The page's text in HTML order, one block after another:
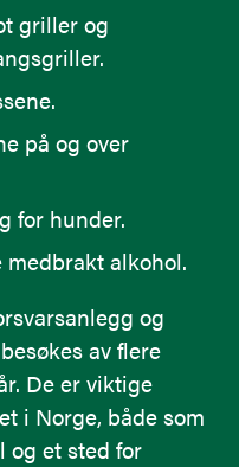
griller og
på og over
for hunder.
alkohol.
og
av flere
De er viktige
i Norge, både som
og et sted for